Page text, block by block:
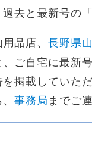
去と最新号の
品店、長野県
ご自宅に最新号
掲載していた
、事務局 までご